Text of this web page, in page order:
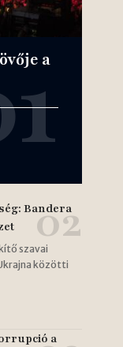
a
Bandera
szavai
közötti
a